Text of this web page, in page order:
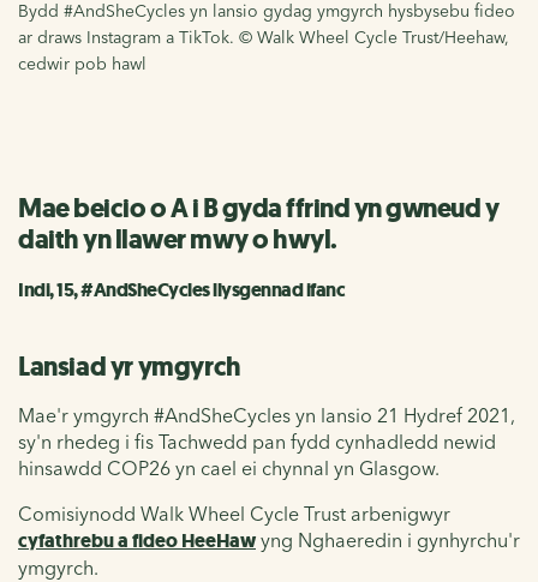
Bydd #AndSheCycles yn lansio gydag ymgyrch hysbysebu fideo
ar draws Instagram a TikTok. © Walk Wheel Cycle Trust/Heehaw,
cedwir pob hawl
Mae beicio o A i B gyda ffrind yn gwneud y
daith yn llawer mwy o hwyl.
Indi, 15, #AndSheCycles llysgennad ifanc
Lansiad yr ymgyrch
Mae'r ymgyrch #AndSheCycles yn lansio 21 Hydref 2021,
sy'n rhedeg i fis Tachwedd pan fydd cynhadledd newid
hinsawdd COP26 yn cael ei chynnal yn Glasgow.
Comisiynodd Walk Wheel Cycle Trust arbenigwyr
cyfathrebu a fideo HeeHaw yng Nghaeredin i gynhyrchu'r
ymgyrch.